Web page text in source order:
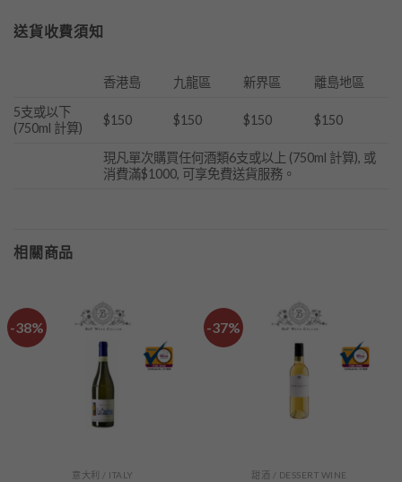
送貨收費須知
香港島 九龍區 新界區
離島地區
5支或以下
(750ml 計算)
$150 $150 $150 $150
現凡單次購買任何酒類6支或以上 (750ml 計算), 或
消費滿$1000, 可享免費送貨服務。
相關商品
-38%
意大利 / ITALY
-37%
甜酒 / DESSERT WINE